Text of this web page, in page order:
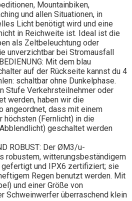
Mountainbiken,
und allen Situationen, in
Licht benötigt wird und eine
in Reichweite ist. Ideal ist die
als Zeltbeleuchtung oder
unverzichtbar bei Stromausfall
Mit dem blau
auf der Rückseite kannst du 4
schaltbar ohne Dunkelphase.
Stufe Verkehrsteilnehmer oder
werden, haben wir die
angeordnet, dass mit einem
höchsten (Fernlicht) in die
geschaltet werden
ROBUST: Der ØM3/u-
robustem, witterungsbeständigem
gefertigt und IPX6 zertifiziert; sie
Regen benutzt werden. Mit
und einer Größe von
Schweinwerfer überraschend klein